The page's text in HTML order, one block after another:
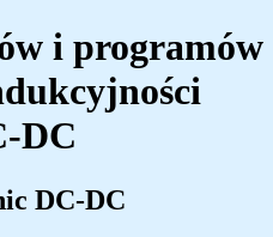
i programów
DC
DC-DC